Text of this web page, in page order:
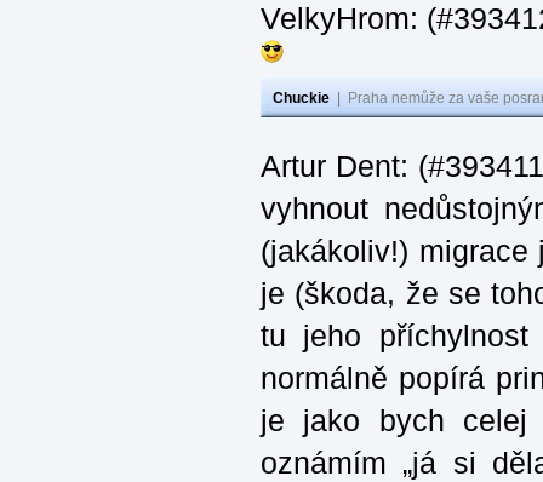
VelkyHrom:
Chuckie Praha nemůže za vaše
Artur Dent:
vyhnout
(jakákoliv!)
je (škoda, že se
tu jeho
normálně popírá
je jako bych celej
oznámím „já si